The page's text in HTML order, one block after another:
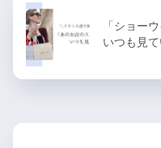
「ショー
いつも見